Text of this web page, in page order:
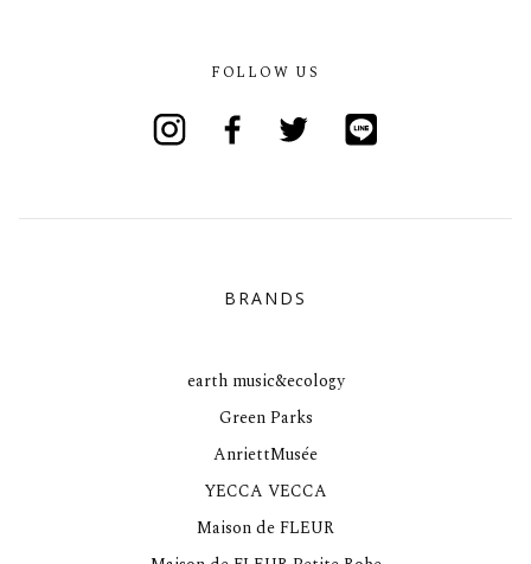
FOLLOW US
BRANDS
earth music&ecology
Green Parks
AnriettMusée
YECCA VECCA
Maison de FLEUR